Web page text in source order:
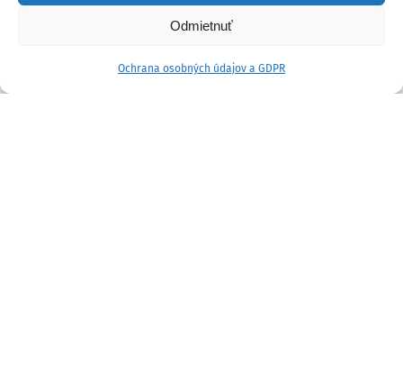
Odmietnuť
Ochrana osobných údajov a GDPR